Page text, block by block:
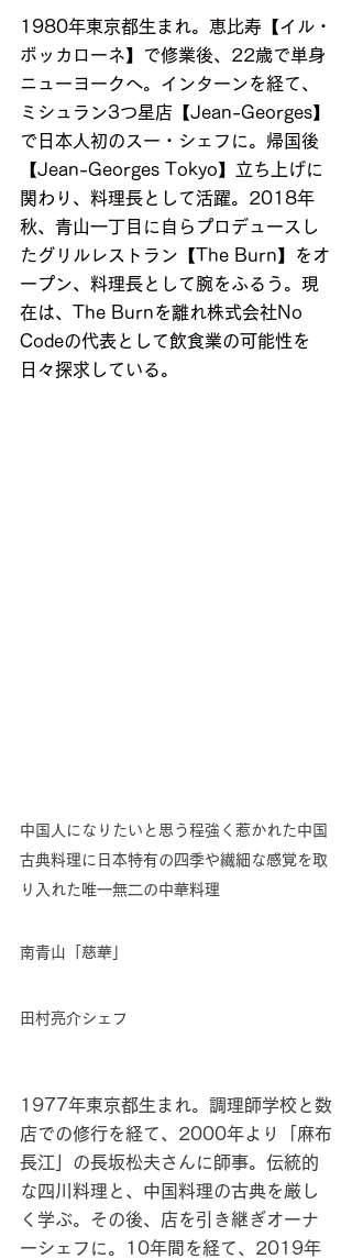
1980年東京都生まれ。恵比寿【イル・
ボッカローネ】で修業後、22歳で単身
ニューヨークへ。インターンを経て、
ミシュラン3つ星店【Jean-Georges】
で日本人初のスー・シェフに。帰国後
【Jean-Georges Tokyo】立ち上げに
関わり、料理長として活躍。2018年
秋、青山一丁目に自らプロデュースし
たグリルレストラン【The Burn】をオ
ープン、料理長として腕をふるう。現
在は、The Burnを離れ株式会社No
Codeの代表として飲食業の可能性を
日々探求している。
中国人になりたいと思う程強く惹かれた中国
古典料理に日本特有の四季や繊細な感覚を取
り入れた唯一無二の中華料理
南青山「慈華」
田村亮介シェフ
1977年東京都生まれ。調理師学校と数
店での修行を経て、2000年より「麻布
長江」の長坂松夫さんに師事。伝統的
な四川料理と、中国料理の古典を厳し
く学ぶ。その後、店を引き継ぎオーナ
ーシェフに。10年間を経て、2019年